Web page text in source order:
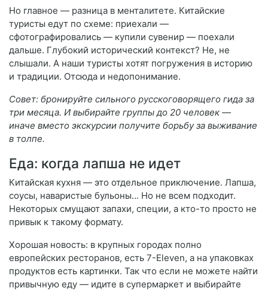
Но главное — разница в менталитете. Китайские
туристы едут по схеме: приехали —
сфотографировались — купили сувенир — поехали
дальше. Глубокий исторический контекст? Не, не
слышали. А наши туристы хотят погружения в историю
и традиции. Отсюда и недопонимание.
Совет: бронируйте сильного русскоговорящего гида за
три месяца. И выбирайте группы до 20 человек —
иначе вместо экскурсии получите борьбу за выживание
в толпе.
Еда: когда лапша не идет
Китайская кухня — это отдельное приключение. Лапша,
соусы, наваристые бульоны... Но не всем подходит.
Некоторых смущают запахи, специи, а кто-то просто не
привык к такому формату.
Хорошая новость: в крупных городах полно
европейских ресторанов, есть 7-Eleven, а на упаковках
продуктов есть картинки. Так что если не можете найти
привычную еду — идите в супермаркет и выбирайте